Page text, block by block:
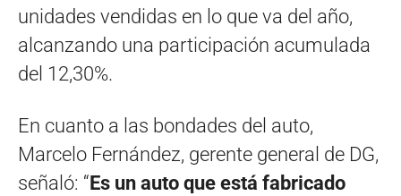
unidades vendidas en lo que va del año,
alcanzando una participación acumulada
del 12,30%.
En cuanto a las bondades del auto,
Marcelo Fernández, gerente general de DG,
señaló: “Es un auto que está fabricado